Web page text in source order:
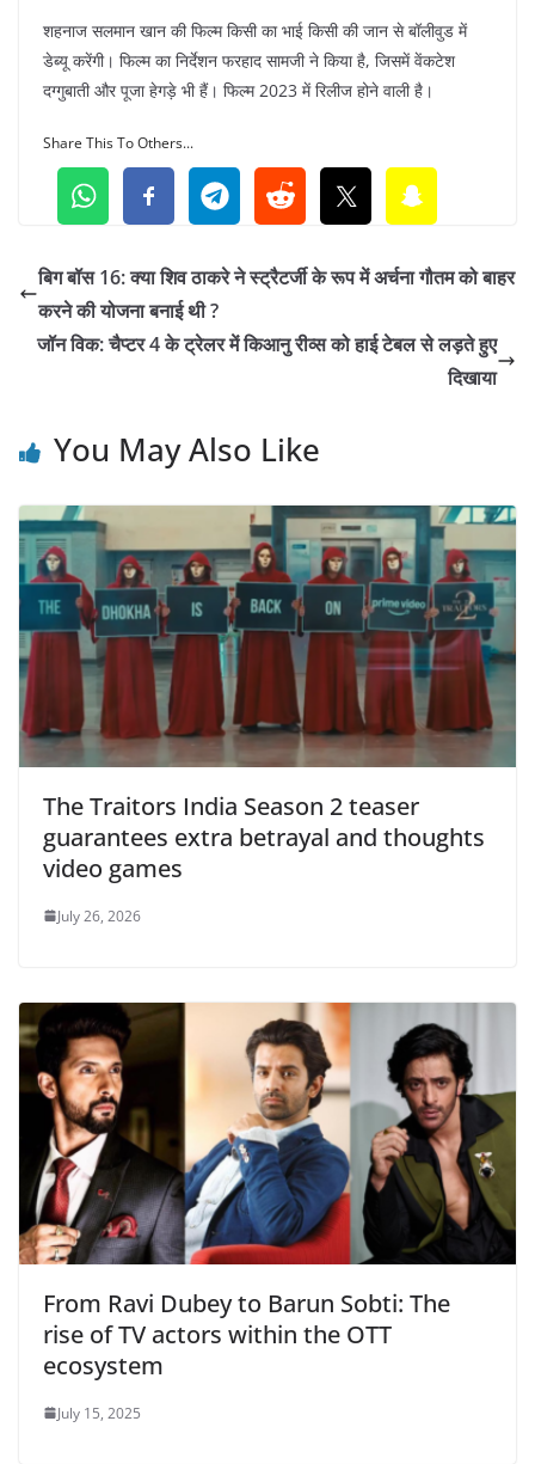
शहनाज सलमान खान की फिल्म किसी का भाई किसी की जान से बॉलीवुड में
डेब्यू करेंगी। फिल्म का निर्देशन फरहाद सामजी ने किया है, जिसमें वेंकटेश
दग्गुबाती और पूजा हेगड़े भी हैं। फिल्म 2023 में रिलीज होने वाली है।
Share This To Others...
बिग बॉस 16: क्या शिव ठाकरे ने स्ट्रैटर्जी के रूप में अर्चना गौतम को बाहर
करने की योजना बनाई थी ?
जॉन विक: चैप्टर 4 के ट्रेलर में किआनु रीव्स को हाई टेबल से लड़ते हुए
दिखाया
You May Also Like
The Traitors India Season 2 teaser
guarantees extra betrayal and thoughts
video games
July 26, 2026
From Ravi Dubey to Barun Sobti: The
rise of TV actors within the OTT
ecosystem
July 15, 2025